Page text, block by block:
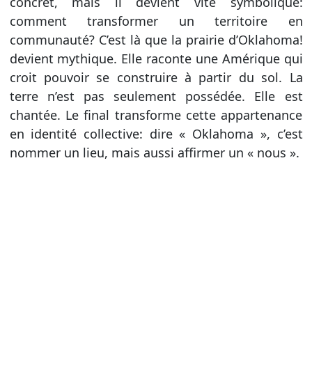
comment transformer un territoire en
communauté? C’est là que la prairie d’Oklahoma!
devient mythique. Elle raconte une Amérique qui
croit pouvoir se construire à partir du sol. La
terre n’est pas seulement possédée. Elle est
chantée. Le final transforme cette appartenance
en identité collective: dire « Oklahoma », c’est
nommer un lieu, mais aussi affirmer un « nous ».